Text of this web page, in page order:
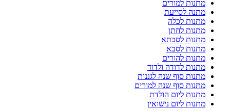
מתנות למורים
מתנה לסייעת
מתנות לכלה
מתנות לחתן
מתנות לסבתא
מתנות לסבא
מתנות להורים
מתנות לדודה ולדוד
מתנות סוף שנה לגננות
מתנות סוף שנה למורים
מתנות ליום הולדת
מתנות ליום נישואין